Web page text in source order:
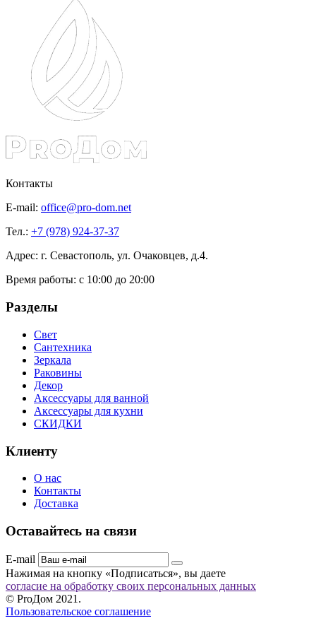
Контакты
E-mail: office@pro-dom.net
Тел.: +7 (978) 924-37-37
Адрес: г. Севастополь, ул. Очаковцев, д.4.
Время работы: с 10:00 до 20:00
Разделы
Свет
Сантехника
Зеркала
Раковины
Декор
Аксессуары для ванной
Аксессуары для кухни
СКИДКИ
Клиенту
О нас
Контакты
Доставка
Оставайтесь на связи
E-mail
Нажимая на кнопку «Подписаться», вы даете
согласие на обработку своих персональных данных
© ProДом 2021.
Пользовательское соглашение